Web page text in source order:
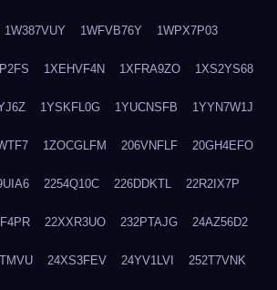
1W387VUY 1WFVB76Y 1WPX7P03
1XEHVF4N 1XFRA9ZO 1XS2YS68
1YSKFL0G 1YUCNSFB 1YYN7W1J
1ZOCGLFM 206VNFLF 20GH4EFO
2254Q10C 226DDKTL 22R2IX7P
22XXR3UO 232PTAJG 24AZ56D2
24XS3FEV 24YV1LVI 252T7VNK